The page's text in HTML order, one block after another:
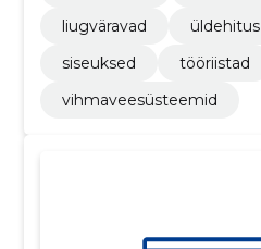
liugväravad üldehitus
siseuksed
tööriistad
vihmaveesüsteemid